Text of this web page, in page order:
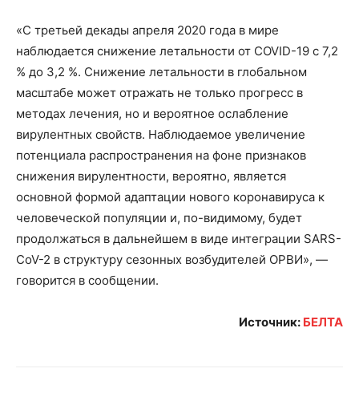
«С третьей декады апреля 2020 года в мире
наблюдается снижение летальности от COVID-19 с 7,2
% до 3,2 %. Снижение летальности в глобальном
масштабе может отражать не только прогресс в
методах лечения, но и вероятное ослабление
вирулентных свойств. Наблюдаемое увеличение
потенциала распространения на фоне признаков
снижения вирулентности, вероятно, является
основной формой адаптации нового коронавируса к
человеческой популяции и, по-видимому, будет
продолжаться в дальнейшем в виде интеграции SARS-
CoV-2 в структуру сезонных возбудителей ОРВИ», —
говорится в сообщении.
Источник: БЕЛТА